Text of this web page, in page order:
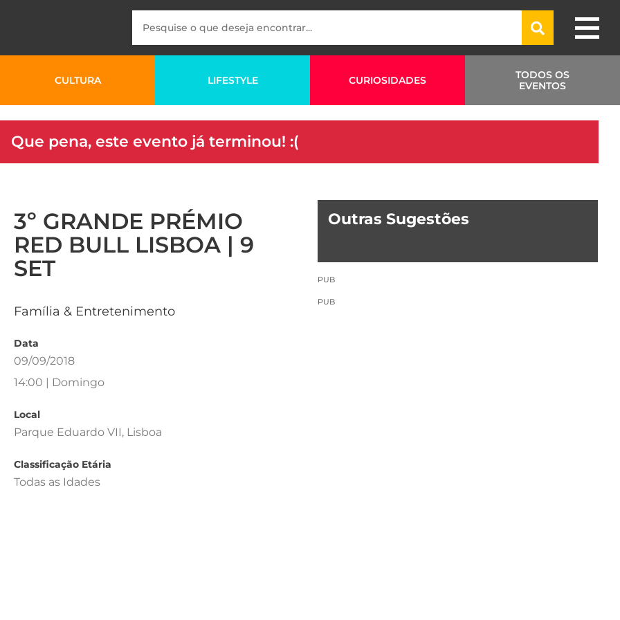
CULTURA LIFESTYLE CURIOSIDADES
TODOS OS
EVENTOS
Que pena, este evento já terminou! :(
3º GRANDE PRÉMIO
RED BULL LISBOA | 9
SET
Família & Entretenimento
Data
09/09/2018
14:00 | Domingo
Local
Parque Eduardo VII, Lisboa
Classificação Etária
Todas as Idades
Outras Sugestões
PUB
PUB